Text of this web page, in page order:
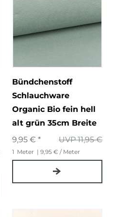
Bündchenstoff
Schlauchware
Organic Bio fein hell
alt grün 35cm Breite
UVP 11,95 €
9,95 € *
1 Meter | 9,95 € / Meter